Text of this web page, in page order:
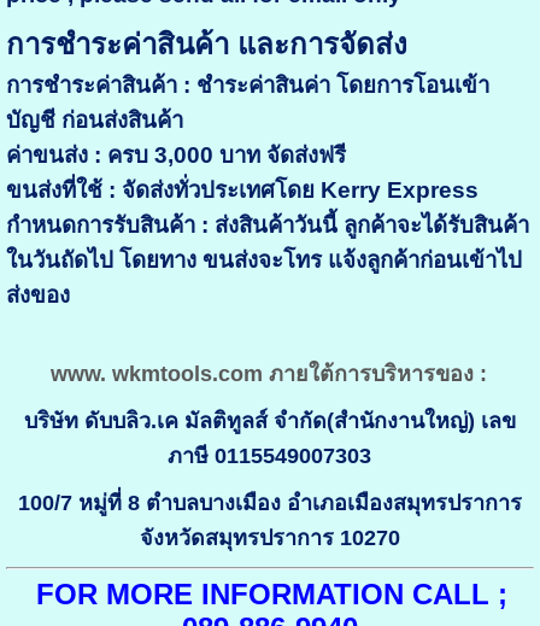
การชำระค่าสินค้า และการจัดส่ง
การชำระค่าสินค้า : ชำระค่าสินค่า โดยการโอนเข้า
บัญชี ก่อนส่งสินค้า
ค่าขนส่ง : ครบ 3,000 บาท จัดส่งฟรี
ขนส่งที่ใช้ : จัดส่งทั่วประเทศโดย Kerry Express
กำหนดการรับสินค้า : ส่งสินค้าวันนี้ ลูกค้าจะได้รับสินค้า
ในวันถัดไป โดยทาง ขนส่งจะโทร แจ้งลูกค้าก่อนเข้าไป
ส่งของ
www. wkmtools.com ภายใต้การบริหารของ :
บริษัท ดับบลิว.เค มัลติทูลส์ จำกัด(สำนักงานใหญ่) เลข
ภาษี 0115549007303
100/7 หมู่ที่ 8 ตำบลบางเมือง อำเภอเมืองสมุทรปราการ
จังหวัดสมุทรปราการ 10270
FOR MORE INFORMATION CALL ;